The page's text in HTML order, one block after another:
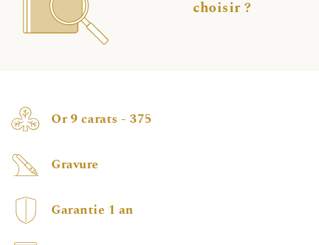
choisir ?
Or 9 carats - 375
Gravure
Garantie 1 an